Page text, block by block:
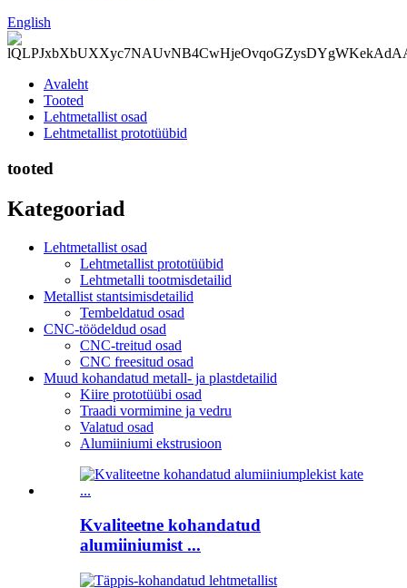
English
Avaleht
Tooted
Lehtmetallist osad
Lehtmetallist prototüübid
tooted
Kategooriad
Lehtmetallist osad
Lehtmetallist prototüübid
Lehtmetalli tootmisdetailid
Metallist stantsimisdetailid
Tembeldatud osad
CNC-töödeldud osad
CNC-treitud osad
CNC freesitud osad
Muud kohandatud metall- ja plastdetailid
Kiire prototüübi osad
Traadi vormimine ja vedru
Valatud osad
Alumiiniumi ekstrusioon
Kvaliteetne kohandatud
alumiiniumist ...